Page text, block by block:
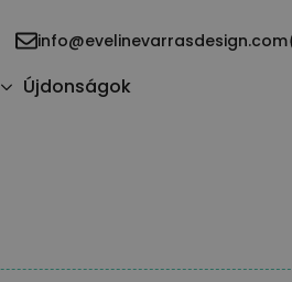
info@evelinevarrasdesign.com
Újdonságok